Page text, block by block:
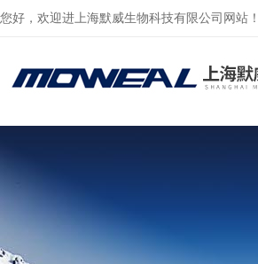
您好，欢迎进上海默威生物科技有限公司网站！